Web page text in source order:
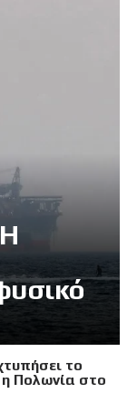
το
Πολωνία στο